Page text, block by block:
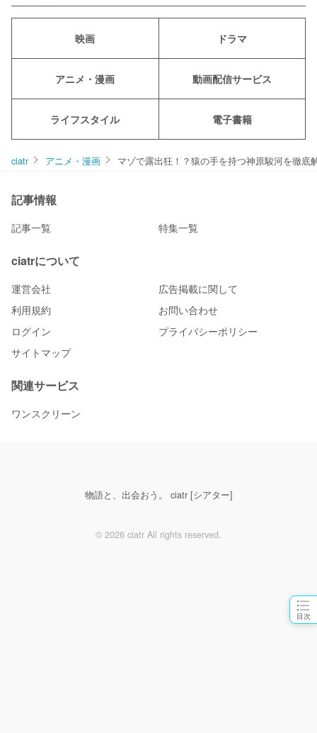
目次
映画 ドラマ
アニメ・漫画 動画配信サービス
ライフスタイル 電子書籍
ciatr アニメ・漫画 マゾで露出狂！？猿の手を持つ神原駿河を徹底
記事情報
記事一覧 特集一覧
ciatrについて
運営会社
広告掲載に関して
利用規約
お問い合わせ
ログイン
プライバシーポリシー
サイトマップ
関連サービス
ワンスクリーン
物語と、出会おう。 ciatr [シアター]
© 2026 ciatr All rights reserved.